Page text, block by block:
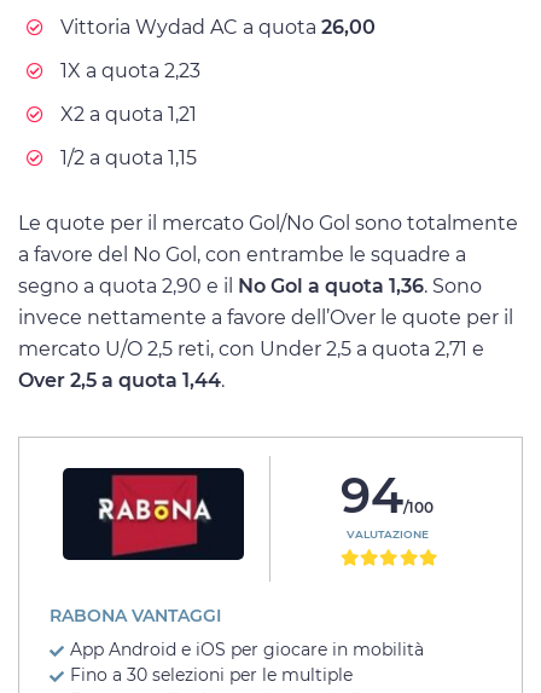
Vittoria Wydad AC a quota 26,00
1X a quota 2,23
X2 a quota 1,21
1/2 a quota 1,15
Le quote per il mercato Gol/No Gol sono totalmente
a favore del No Gol, con entrambe le squadre a
segno a quota 2,90 e il No Gol a quota 1,36. Sono
invece nettamente a favore dell’Over le quote per il
mercato U/O 2,5 reti, con Under 2,5 a quota 2,71 e
Over 2,5 a quota 1,44.
94/100
VALUTAZIONE
RABONA VANTAGGI
App Android e iOS per giocare in mobilità
Fino a 30 selezioni per le multiple